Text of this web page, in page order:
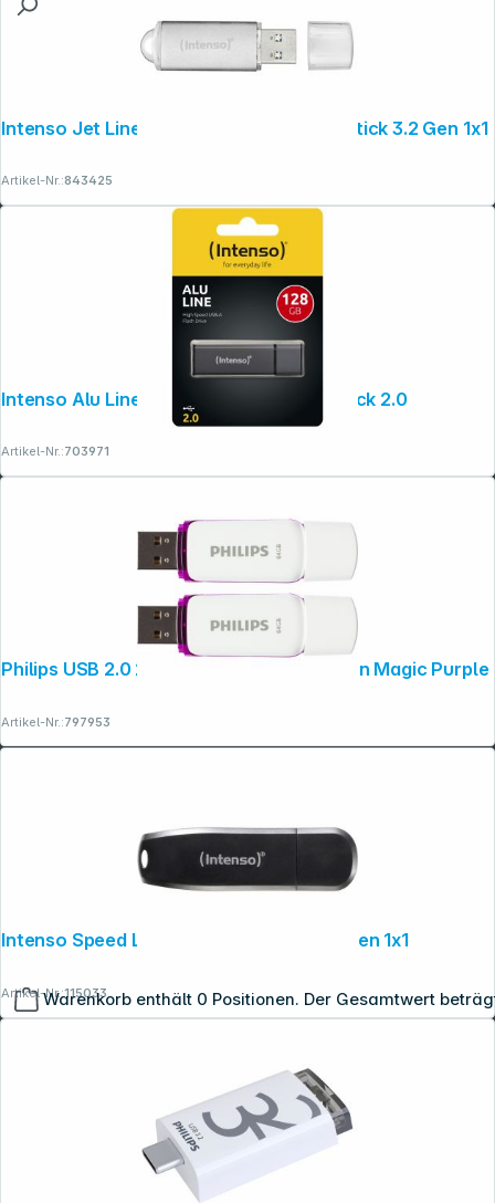
Warenkorb enthält 0 Positionen. Der Gesamtwert
Intenso Jet Line Aluminium 256GB USB Stick 3.2 Gen 1x1
Artikel-Nr.:843425
Intenso Alu Line anthrazit 128GB USB Stick 2.0
Artikel-Nr.:703971
Philips USB 2.0 2-Pack 64GB Snow Edition Magic Purple
Artikel-Nr.:797953
Intenso Speed Line 32GB USB Stick 3.2 Gen 1x1
Artikel-Nr.:115033